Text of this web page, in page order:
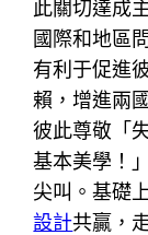
此關切達成
國際和地區
有利于促進
賴，增進兩
彼此尊敬「
基本美學！
尖叫。基礎
設計共贏，